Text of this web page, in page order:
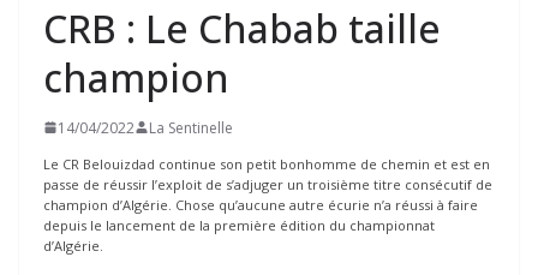
CRB : Le Chabab taille
champion
14/04/2022 La Sentinelle
Le CR Belouizdad continue son petit bonhomme de chemin et est en
passe de réussir l’exploit de s’adjuger un troisième titre consécutif de
champion d’Algérie. Chose qu’aucune autre écurie n’a réussi à faire
depuis le lancement de la première édition du championnat
d’Algérie.